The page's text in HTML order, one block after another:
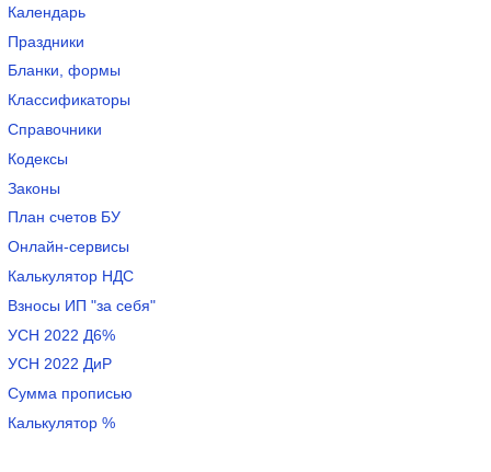
Календарь
Праздники
Бланки, формы
Классификаторы
Справочники
Кодексы
Законы
План счетов БУ
Онлайн-сервисы
Калькулятор НДС
Взносы ИП "за себя"
УСН 2022 Д6%
УСН 2022 ДиР
Сумма прописью
Калькулятор %